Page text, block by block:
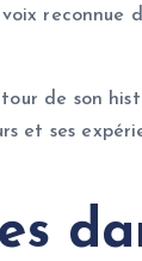
reconnue
de son
et ses